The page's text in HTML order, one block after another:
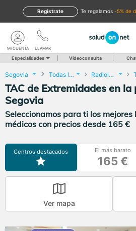
te regalamos -5% de
Regístrate
LLAMAR
MI CUENTA
Especialidades Videoconsulta
Segovia Todas las localidades Radiología
TAC de Extremidades en
Segovia
Seleccionamos para ti los
médicos con precios desde 165 €
Centros destacados El más barato
165 €
Ver mapa